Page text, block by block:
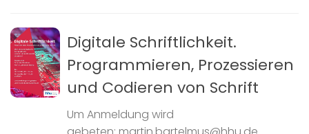
Digitale Schriftlichkeit.
Programmieren, Prozessieren
und Codieren von Schrift
Um Anmeldung wird